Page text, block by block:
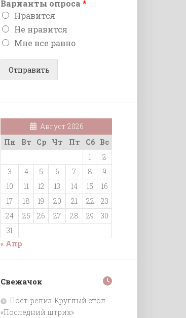
Варианты опроса *
Нравится
Не нравится
Мне все равно
Отправить
Август 2026
Пн
Вт Ср Чт Пт Сб
Вс
1
2
3
4 5 6 7 8
9
10
11 12 13 14 15
16
17
18 19 20 21 22
23
24
25 26 27 28 29
30
31
« Апр
Свежачок
Пост-релиз. Круглый стол
«Последний штрих»